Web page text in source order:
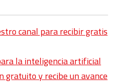
canal para recibir gratis
la inteligencia artificial
gratuito y recibe un avance